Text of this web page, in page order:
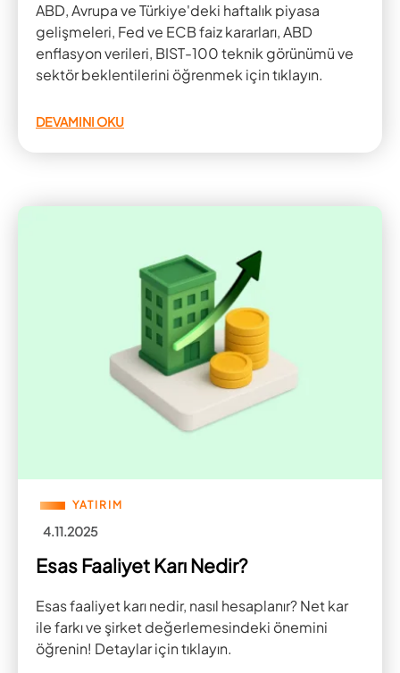
ABD, Avrupa ve Türkiye'deki haftalık piyasa
gelişmeleri, Fed ve ECB faiz kararları, ABD
enflasyon verileri, BIST-100 teknik görünümü ve
sektör beklentilerini öğrenmek için tıklayın.
DEVAMINI OKU
YATIRIM
4.11.2025
Esas Faaliyet Karı Nedir?
Esas faaliyet karı nedir, nasıl hesaplanır? Net kar
ile farkı ve şirket değerlemesindeki önemini
öğrenin! Detaylar için tıklayın.